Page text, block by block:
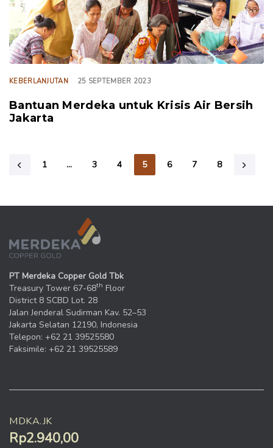
KEBERLANJUTAN 25 SEPTEMBER 2023
Bantuan Merdeka untuk Krisis Air Bersih
Jakarta
1 … 3 4 5 6 7 8
PT Merdeka Copper Gold Tbk
Treasury Tower 67-68th Floor
District 8 SCBD Lot. 28
Jalan Jenderal Sudirman Kav. 52–53
Jakarta Selatan 12190, Indonesia
Telepon: +62 21 39525580
Faksimile: +62 21 39525589
MDKA.JK
Rp2.940,00